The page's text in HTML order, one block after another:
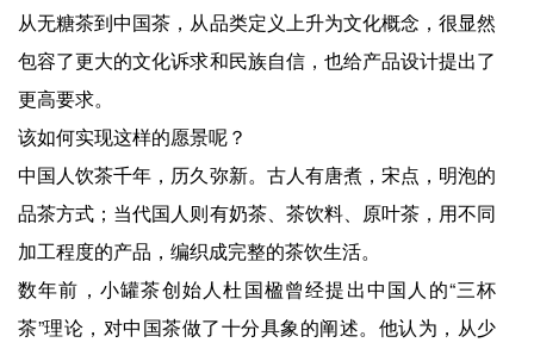
从无糖茶到中国茶，从品类定义上升为文化概念，很显然
包容了更大的文化诉求和民族自信，也给产品设计提出了
更高要求。
该如何实现这样的愿景呢？
中国人饮茶千年，历久弥新。古人有唐煮，宋点，明泡的
品茶方式；当代国人则有奶茶、茶饮料、原叶茶，用不同
加工程度的产品，编织成完整的茶饮生活。
数年前，小罐茶创始人杜国楹曾经提出中国人的“三杯
茶”理论，对中国茶做了十分具象的阐述。他认为，从少